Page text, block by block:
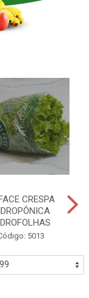
CRESPA
5013